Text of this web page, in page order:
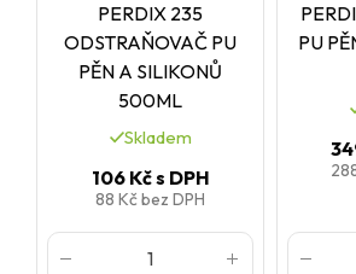
PERDIX 235
ODSTRAŇOVAČ PU
PĚN A SILIKONŮ
500ML
Skladem
106 Kčs DPH
88 Kčbez DPH
PU